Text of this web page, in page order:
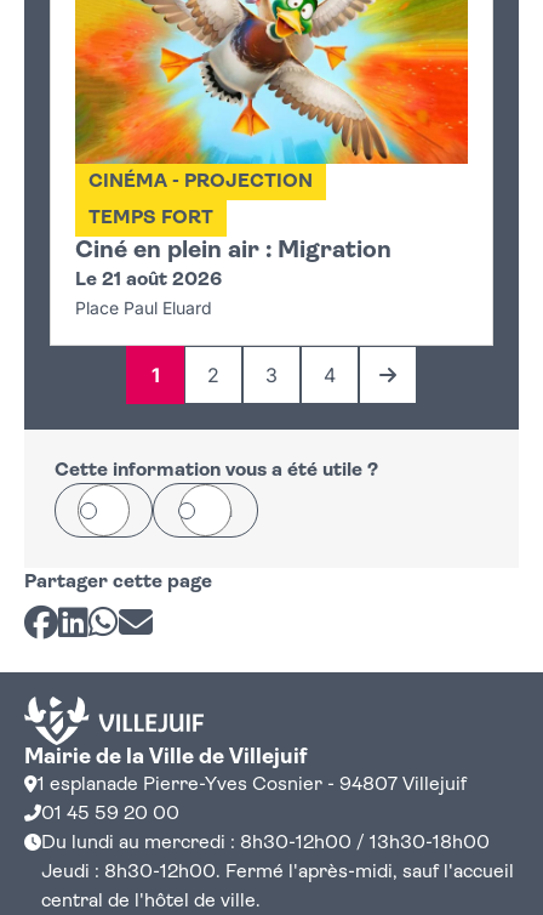
Ciné en plein air : Migration
CINÉMA - PROJECTION
TEMPS FORT
Le 21 août 2026
Place Paul Eluard
Page
1
Page
2
Page
3
Page
4
Page suivante
Cette information vous a été utile ?
Oui Non
Partager cette page
Partager sur Facebook
Partager sur LinkedIn
Partager sur Whatsapp
Partager par courriel
Mairie de la Ville de Villejuif
1 esplanade Pierre-Yves Cosnier - 94807 Villejuif
01 45 59 20 00
Du lundi au mercredi : 8h30-12h00 / 13h30-18h00
Jeudi : 8h30-12h00. Fermé l'après-midi, sauf l'accueil
central de l'hôtel de ville.